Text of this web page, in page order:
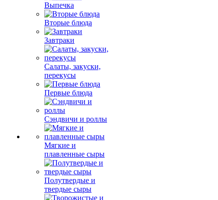
Выпечка
Вторые блюда
Завтраки
Салаты, закуски,
перекусы
Первые блюда
Сэндвичи и роллы
Мягкие и
плавленные сыры
Полутвердые и
твердые сыры